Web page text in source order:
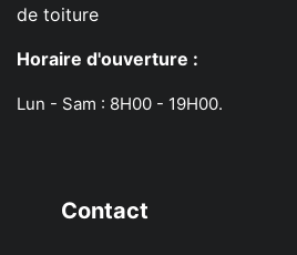
de toiture
Horaire d'ouverture :
Lun - Sam : 8H00 - 19H00.
Contact